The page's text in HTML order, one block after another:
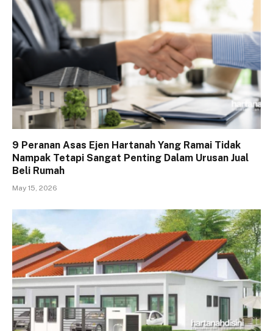
9 Peranan Asas Ejen Hartanah Yang Ramai Tidak
Nampak Tetapi Sangat Penting Dalam Urusan Jual
Beli Rumah
May 15, 2026